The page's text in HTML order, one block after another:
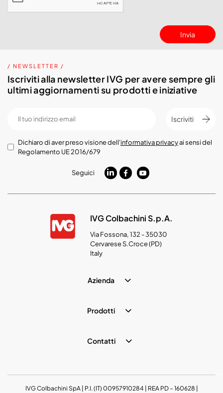
Invia
/ NEWSLETTER /
Iscriviti alla newsletter IVG per avere sempre gli
ultimi aggiornamenti su prodotti e iniziative
Iscriviti
Dichiaro di aver preso visione dell'informativa privacyai sensi del
Regolamento UE 2016/679
Seguici
IVG Colbachini S.p.A.
Via Fossona, 132 - 35030
Cervarese S.Croce (PD)
Italy
Azienda
Prodotti
Contatti
IVG Colbachini SpA | P.I. (IT) 00957910284 | REA PD – 160628 |